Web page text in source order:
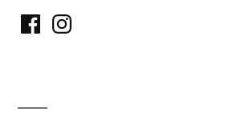
FacebookInstagram